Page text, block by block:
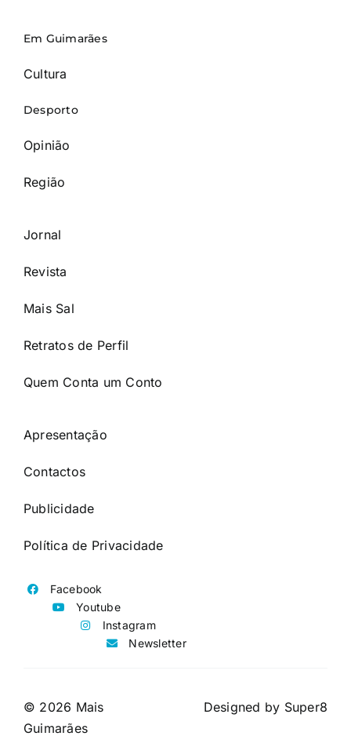
Em Guimarães
Cultura
Desporto
Opinião
Região
Jornal
Revista
Mais Sal
Retratos de Perfil
Quem Conta um Conto
Apresentação
Contactos
Publicidade
Política de Privacidade
Facebook
Youtube
Instagram
Newsletter
© 2026 Mais
Guimarães
Designed by Super8